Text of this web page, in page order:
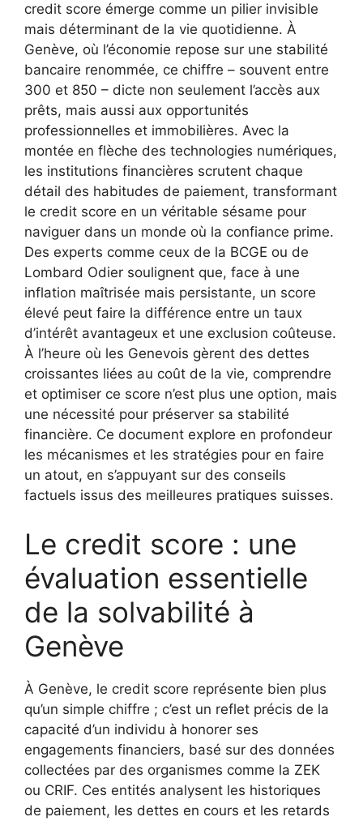
credit score émerge comme un pilier invisible
mais déterminant de la vie quotidienne. À
Genève, où l’économie repose sur une stabilité
bancaire renommée, ce chiffre – souvent entre
300 et 850 – dicte non seulement l’accès aux
prêts, mais aussi aux opportunités
professionnelles et immobilières. Avec la
montée en flèche des technologies numériques,
les institutions financières scrutent chaque
détail des habitudes de paiement, transformant
le credit score en un véritable sésame pour
naviguer dans un monde où la confiance prime.
Des experts comme ceux de la BCGE ou de
Lombard Odier soulignent que, face à une
inflation maîtrisée mais persistante, un score
élevé peut faire la différence entre un taux
d’intérêt avantageux et une exclusion coûteuse.
À l’heure où les Genevois gèrent des dettes
croissantes liées au coût de la vie, comprendre
et optimiser ce score n’est plus une option, mais
une nécessité pour préserver sa stabilité
financière. Ce document explore en profondeur
les mécanismes et les stratégies pour en faire
un atout, en s’appuyant sur des conseils
factuels issus des meilleures pratiques suisses.
Le credit score : une
évaluation essentielle
de la solvabilité à
Genève
À Genève, le credit score représente bien plus
qu’un simple chiffre ; c’est un reflet précis de la
capacité d’un individu à honorer ses
engagements financiers, basé sur des données
collectées par des organismes comme la ZEK
ou CRIF. Ces entités analysent les historiques
de paiement, les dettes en cours et les retards